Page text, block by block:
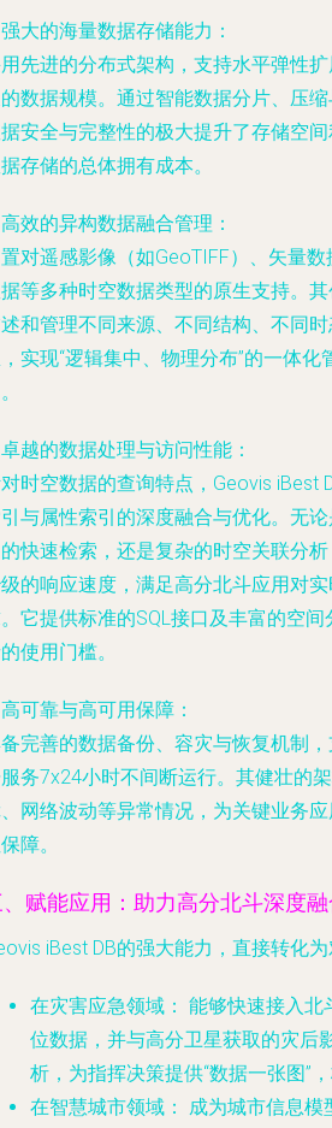
大的海量数据存储能力：
先进的分布式架构，支持水平弹性
数据规模。通过智能数据分片、压
安全与完整性的极大提升了存储空
存储的总体拥有成本。
效的异构数据融合管理：
对遥感影像（如GeoTIFF）、矢量
等多种时空数据类型的原生支持。
和管理不同来源、不同结构、不同
实现“逻辑集中、物理分布”的一体
越的数据处理与访问性能：
时空数据的查询特点，Geovis iBest
与属性索引的深度融合与优化。无
快速检索，还是复杂的时空关联分
的响应速度，满足高分北斗应用对
它提供标准的SQL接口及丰富的空
使用门槛。
可靠与高可用保障：
完善的数据备份、容灾与恢复机制
务7x24小时不间断运行。其健壮的
网络波动等异常情况，为关键业务应
障。
赋能应用：助力高分北斗深度融
iBest DB的强大能力，直接转化
在灾害应急领域： 能够快速接入北
位数据，并与高分卫星获取的灾后
析，为指挥决策提供“数据一张图”
在智慧城市领域：
成为城市信息模